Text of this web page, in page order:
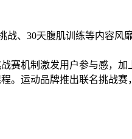
、30天腹肌训练等内容风
机制激发用户参与感，加
运动品牌推出联名挑战赛